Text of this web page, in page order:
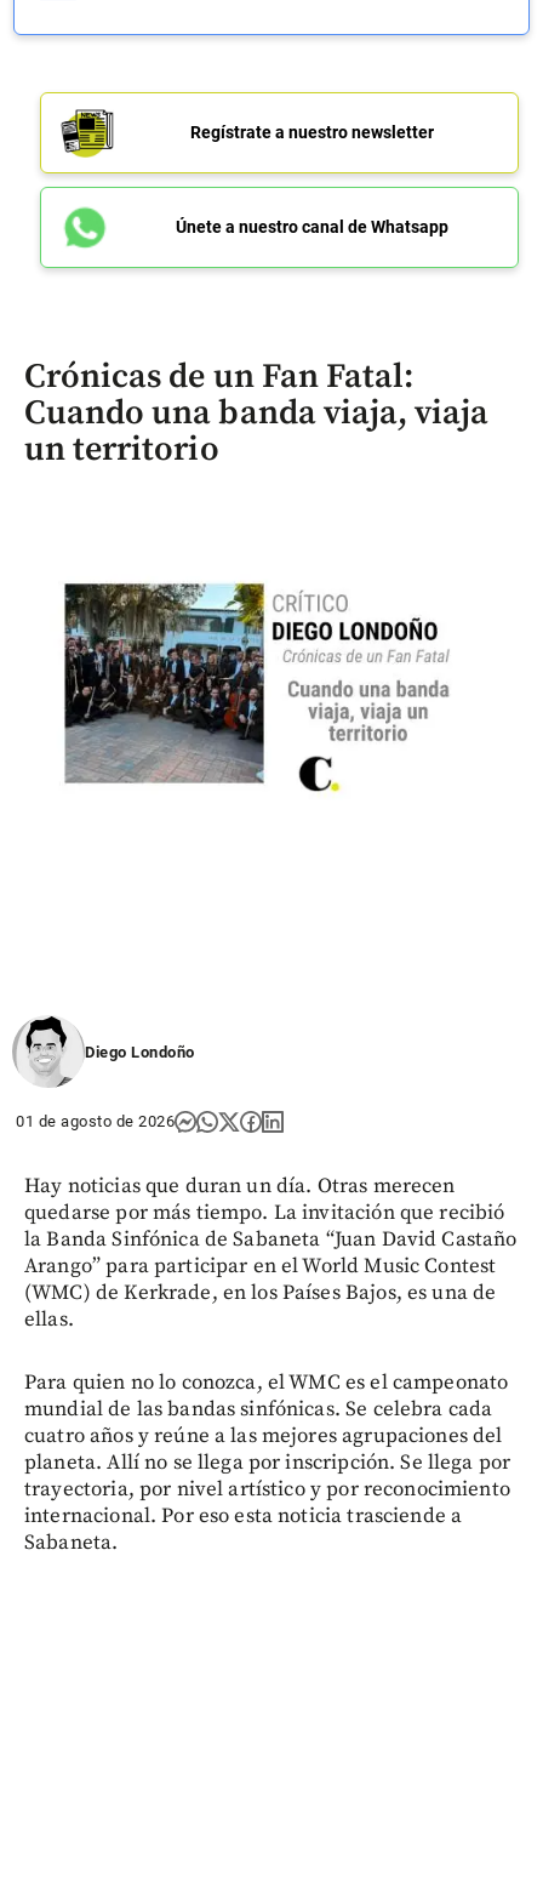
Regístrate a nuestro newsletter
Únete a nuestro canal de Whatsapp
Crónicas de un Fan Fatal:
Cuando una banda viaja, viaja
un territorio
Diego Londoño
01 de agosto de 2026
Hay noticias que duran un día. Otras merecen
quedarse por más tiempo. La invitación que recibió
la Banda Sinfónica de Sabaneta “Juan David Castaño
Arango” para participar en el World Music Contest
(WMC) de Kerkrade, en los Países Bajos, es una de
ellas.
Para quien no lo conozca, el WMC es el campeonato
mundial de las bandas sinfónicas. Se celebra cada
cuatro años y reúne a las mejores agrupaciones del
planeta. Allí no se llega por inscripción. Se llega por
trayectoria, por nivel artístico y por reconocimiento
internacional. Por eso esta noticia trasciende a
Sabaneta.